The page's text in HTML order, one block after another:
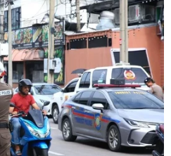
viện chữa trị. (Nguồn: Minh
TTXVN)
Phó Giám đốc Bệnh
Su Phì (Hà Giang)
viện đang tập trung